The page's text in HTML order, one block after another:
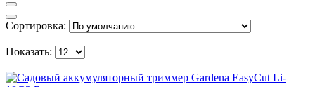
Сортировка:
Показать: